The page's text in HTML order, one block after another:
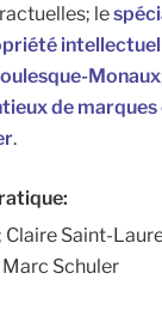
le
Monaux
de
.
Claire Saint-
Schuler